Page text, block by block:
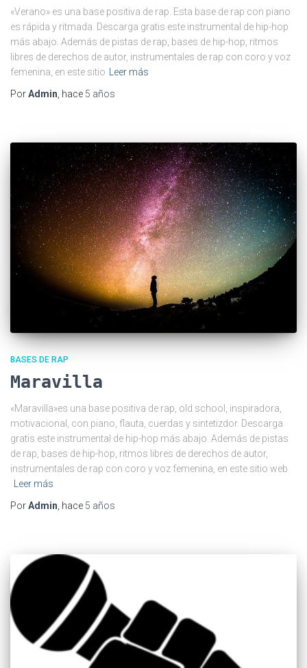
«Verano» es una base positiva de rap. Esta base de rap con piano
es rápida y ritmada. Descarga gratis este instrumental de hip-hop
más abajo. Además de pistas de rap, bases de hip-hop, ritmos
libres de derechos de autor, instrumentales de rap con coro y voz
femenina, en este sitio
Leer más
PorAdmin , hace 5 años
BASES DE RAP
Maravilla
«Maravilla»es una base positiva de rap, old school, inspiradora,
motivacional, con piano, flauta, cuerdas y sintetizdor. Descarga
gratis este instrumental de hip-hop más abajo. Además de pistas
de rap, bases de hip-hop, ritmos libres de derechos de autor,
instrumentales de rap con coro y voz femenina, en este sitio web
Leer más
PorAdmin, hace 5 años